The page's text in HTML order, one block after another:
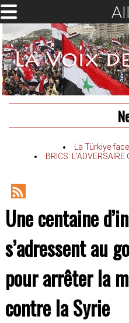
La Türkiye
BRICS: L’ADVERSAIRE
RSS
Feed
Une centaine
s’adressent au
pour arrêter la
contre la Syrie